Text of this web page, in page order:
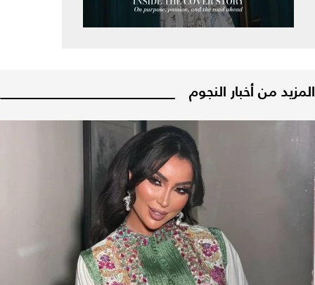
المزيد من أخبار النجوم